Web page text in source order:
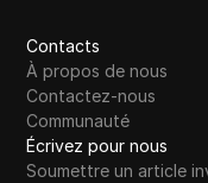
Contacts
À propos de nous
Contactez-nous
Communauté
Écrivez pour nous
Soumettre un article